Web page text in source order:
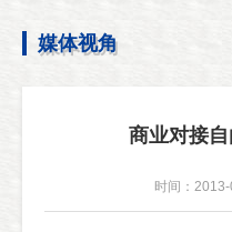
媒体视角
商业对接
时间：